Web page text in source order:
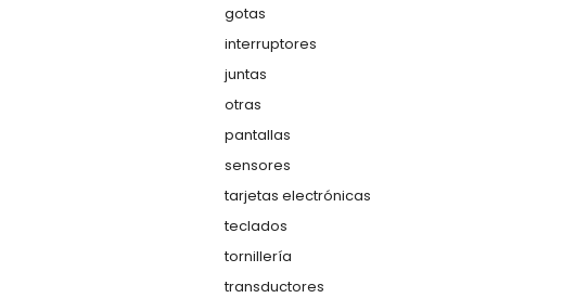
gotas
interruptores
juntas
otras
pantallas
sensores
tarjetas electrónicas
teclados
tornillería
transductores